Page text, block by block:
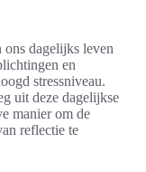
ons dagelijks leven
en
stressniveau.
uit deze dagelijkse
manier om de
reflectie te